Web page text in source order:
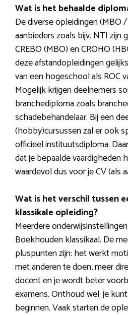
Wat is het behaalde
De diverse opleidingen (MBO
aanbieders zoals bijv. NTI zijn
CREBO (MBO) en CROHO
deze afstandopleidingen
van een hogeschool als ROC
Mogelijk krijgen deelnemers
branchediploma zoals
schadebehandelaar. Bij een
(hobby)cursussen zal er ook
officieel instituutsdiploma.
dat je bepaalde vaardigheden
waardevol dus voor je CV (als
Wat is het verschil tussen
klassikale opleiding?
Meerdere
Boekhouden klassikaal. De
pluspunten zijn: het werkt
met anderen te doen, meer
docent en je wordt beter
examens. Onthoud wel: je
beginnen. Vaak starten de